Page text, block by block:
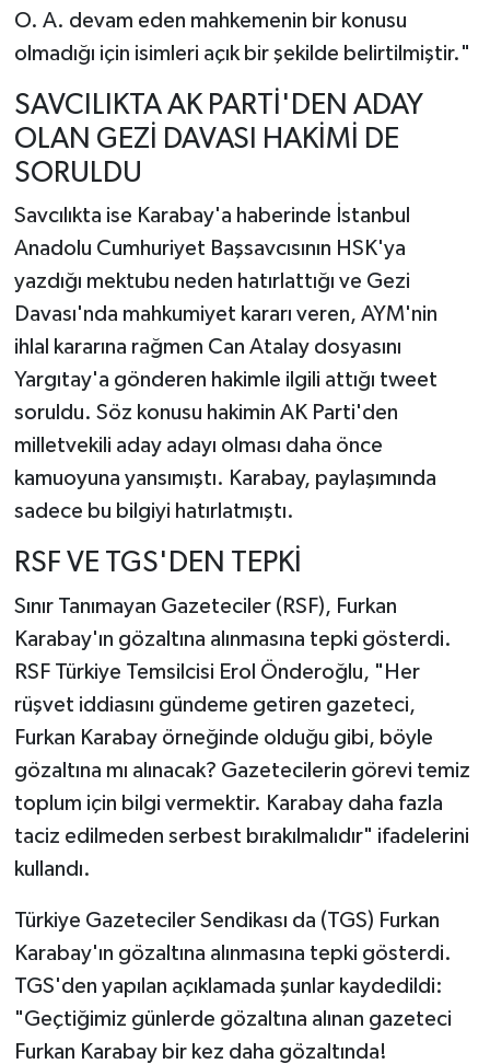
O. A. devam eden mahkemenin bir konusu
olmadığı için isimleri açık bir şekilde belirtilmiştir."
SAVCILIKTA AK PARTİ'DEN ADAY
OLAN GEZİ DAVASI HAKİMİ DE
SORULDU
Savcılıkta ise Karabay'a haberinde İstanbul
Anadolu Cumhuriyet Başsavcısının HSK'ya
yazdığı mektubu neden hatırlattığı ve Gezi
Davası'nda mahkumiyet kararı veren, AYM'nin
ihlal kararına rağmen Can Atalay dosyasını
Yargıtay'a gönderen hakimle ilgili attığı tweet
soruldu. Söz konusu hakimin AK Parti'den
milletvekili aday adayı olması daha önce
kamuoyuna yansımıştı. Karabay, paylaşımında
sadece bu bilgiyi hatırlatmıştı.
RSF VE TGS'DEN TEPKİ
Sınır Tanımayan Gazeteciler (RSF), Furkan
Karabay'ın gözaltına alınmasına tepki gösterdi.
RSF Türkiye Temsilcisi Erol Önderoğlu, "Her
rüşvet iddiasını gündeme getiren gazeteci,
Furkan Karabay örneğinde olduğu gibi, böyle
gözaltına mı alınacak? Gazetecilerin görevi temiz
toplum için bilgi vermektir. Karabay daha fazla
taciz edilmeden serbest bırakılmalıdır" ifadelerini
kullandı.
Türkiye Gazeteciler Sendikası da (TGS) Furkan
Karabay'ın gözaltına alınmasına tepki gösterdi.
TGS'den yapılan açıklamada şunlar kaydedildi:
"Geçtiğimiz günlerde gözaltına alınan gazeteci
Furkan Karabay bir kez daha gözaltında!